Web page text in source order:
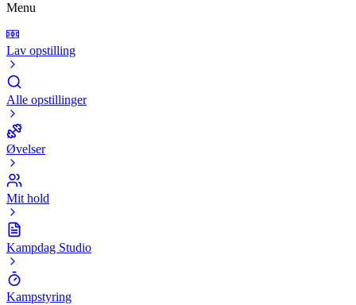
Menu
Lav opstilling
Alle opstillinger
Øvelser
Mit hold
Kampdag Studio
Kampstyring